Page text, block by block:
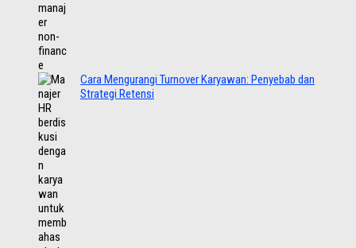
Cara Mengurangi Turnover Karyawan: Penyebab dan
Strategi Retensi